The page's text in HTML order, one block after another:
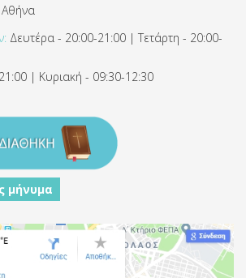
Αθήνα
Δευτέρα - 20:00-21:00 | Τετάρτη - 20:00-
| Κυριακή - 09:30-12:30
μήνυμα